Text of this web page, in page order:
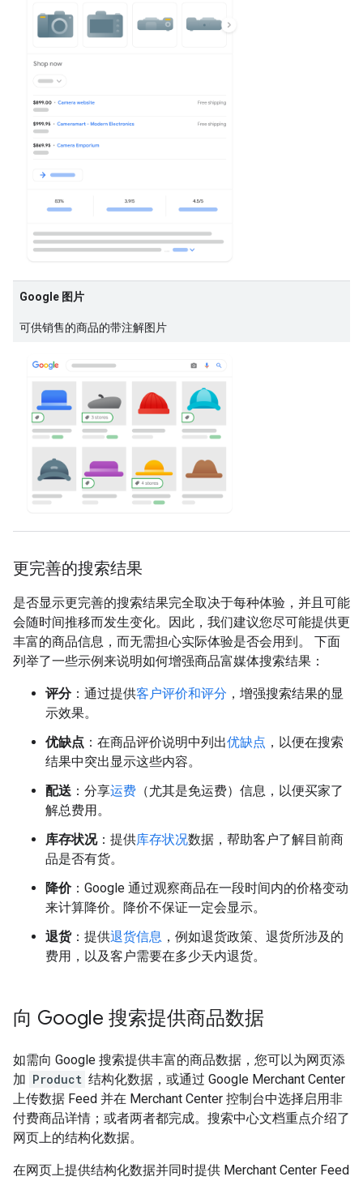
Google 图片
可供销售的商品的带注解图片
更完善的搜索结果
是否显示更完善的搜索结果完全取决于每种体验，并且可能
会随时间推移而发生变化。因此，我们建议您尽可能提供更
丰富的商品信息，而无需担心实际体验是否会用到。 下面
列举了一些示例来说明如何增强商品富媒体搜索结果：
评分：通过提供客户评价和评分 ，增强搜索结果的显
示效果。
优缺点 ：在商品评价说明中列出优缺点 ，以便在搜索
结果中突出显示这些内容。
配送 ：分享运费 （尤其是免运费）信息，以便买家了
解总费用。
库存状况：提供库存状况数据，帮助客户了解目前商
品是否有货。
降价：Google 通过观察商品在一段时间内的价格变动
来计算降价。降价不保证一定会显示。
退货：提供退货信息 ，例如退货政策、退货所涉及的
费用，以及客户需要在多少天内退货。
向 Google 搜索提供商品数据
如需向 Google 搜索提供丰富的商品数据，您可以为网页添
加 Product 结构化数据，或通过 Google Merchant Center
上传数据 Feed 并在 Merchant Center 控制台中选择启用非
付费商品详情；或者两者都完成。搜索中心文档重点介绍了
网页上的结构化数据。
在网页上提供结构化数据并同时提供 Merchant Center Feed